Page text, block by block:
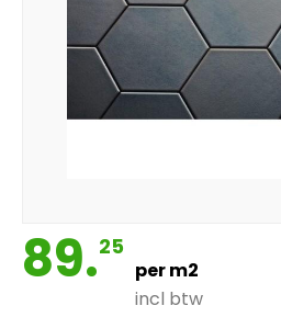
89.25
per m2
incl btw